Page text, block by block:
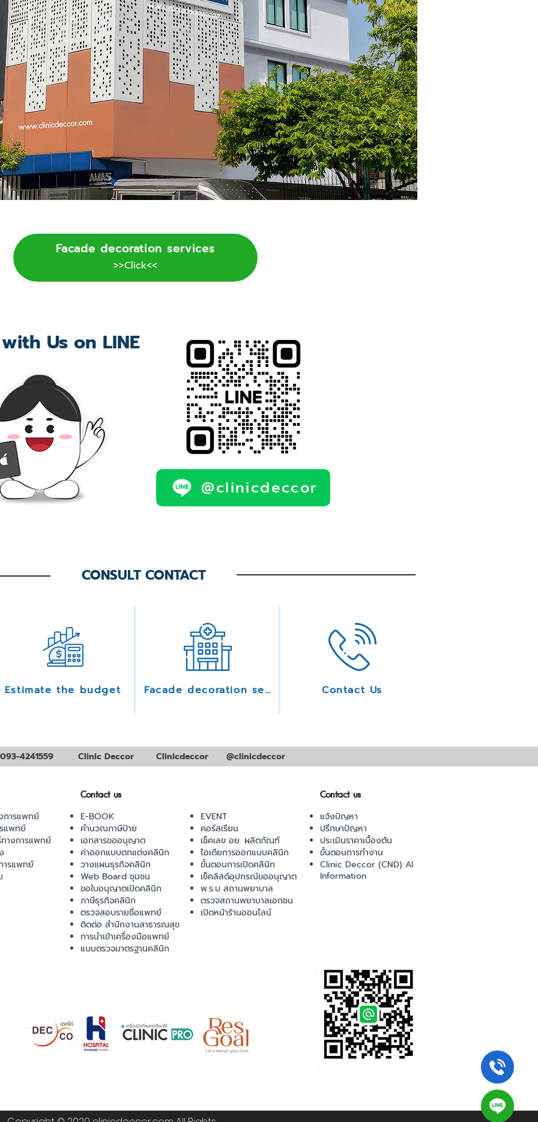
Facade decoration services
>>Click<<
@clinicdeccor
Us on LINE
CONSULT CONTACT
Estimate the budget Facade decoration services Contact Us
093-4241559 Clinic Deccor Clinicdeccor @clinicdeccor
ารแพทย์
แพทย์
ทางการแพทย์
ารแพทย์
Contact us
E-BOOK
คำนวณภาษีป้าย
เอกสารขออนุญาต
ค่าออกแบบตกแต่งคลินิก
วางแผนธุรกิจคลินิก
Web Board ชุมชน
ขอใบอนุญาตเปิดคลินิก
ภาษีธุรกิจคลินิก
ตรวจสอบรายชื่อแพทย์
ติดต่อ สำนักงานสาธารณสุข
การนำเข้าเครื่องมือแพทย์
แบบตรวจมาตรฐานคลินิก
Contact us
EVENT
คอร์สเรียน
เช็คเลข อย. ผลิตภัณฑ์
ไอเดียการออกแบบคลินิก
ขั้นตอนการเปิดคลินิก
เช็คลิสต์อุปกรณ์ขออนุญาต
พ.ร.บ สถานพยาบาล
ตรวจสถานพยาบาลเอกชน
เปิดหน้าร้านออนไลน์
แจ้งปัญหา
ปรึกษาปัญหา
ประเมินราคาเบื้องต้น
ขั้นตอนการทำงาน
Clinic Deccor (CND) AI
Information